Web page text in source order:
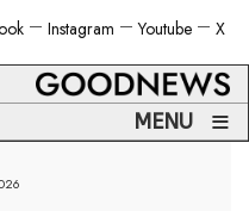
X
Youtube
Instagram
MENU ≡